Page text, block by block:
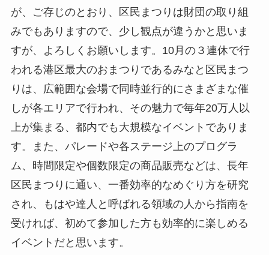
が、ご存じのとおり、区民まつりは財団の取り組
みでもありますので、少し観点が違うかと思いま
すが、よろしくお願いします。10月の３連休で行
われる港区最大のおまつりであるみなと区民まつ
りは、広範囲な会場で同時並行的にさまざまな催
しが各エリアで行われ、その魅力で毎年20万人以
上が集まる、都内でも大規模なイベントでありま
す。また、パレードや各ステージ上のプログラ
ム、時間限定や個数限定の商品販売などは、長年
区民まつりに通い、一番効率的なめぐり方を研究
され、もはや達人と呼ばれる領域の人から指南を
受ければ、初めて参加した方も効率的に楽しめる
イベントだと思います。